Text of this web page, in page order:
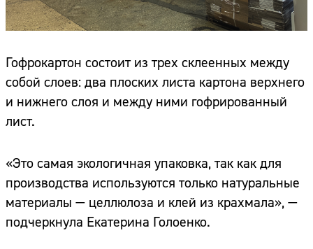
Гофрокартон состоит из трех склеенных между
собой слоев: два плоских листа картона верхнего
и нижнего слоя и между ними гофрированный
лист.
«Это самая экологичная упаковка, так как для
производства используются только натуральные
материалы — целлюлоза и клей из крахмала», —
подчеркнула Екатерина Голоенко.